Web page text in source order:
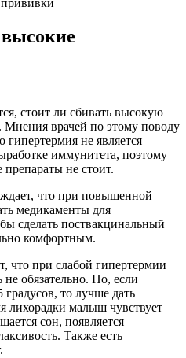
стоит ли сбивать высокую
Мнения врачей по этому поводу
гипертермия не является
иммунитета, поэтому
не стоит.
что при повышенной
медикаменты для
сделать поствакцинальный
комфортным.
что при слабой гипертермии
обязательно. Но, если
градусов, то лучше дать
лихорадки малыш чувствует
сон, появляется
Также есть